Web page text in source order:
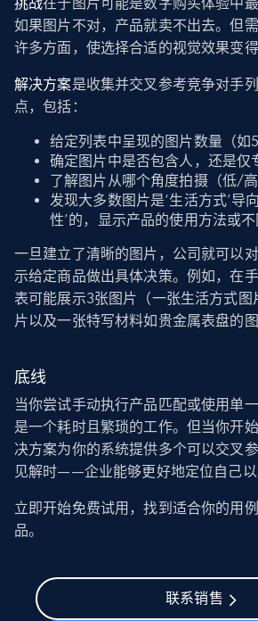
如果图片不对，产品就卖不出去。但
许多方面，使选择合适的视觉效果变得
解决方案是收集并交叉参考竞争对手
点，包括：
给定列表中呈现的图片数量（如5
确定图片中是否包含人，还是仅
了解图片从哪个角度拍摄（低/
发现大多数图片是‘生活方式’导
性’的，显示产品的使用方法或不
一旦建立了清晰的图片，公司就可以
示给定商品做出具体决策。例如，在
表可能展示3张图片（一张生活方式图
片以及一张特写材料如贵金属表盘的图
底线
当你尝试手动执行产品匹配或使用单
是一个耗时且繁琐的工作。但当你开
决方案为你的系统提供多个可以交叉
见解时——企业能够更好地定位自己以
立即开始免费试用，找到适合你的用
品。
联系销售